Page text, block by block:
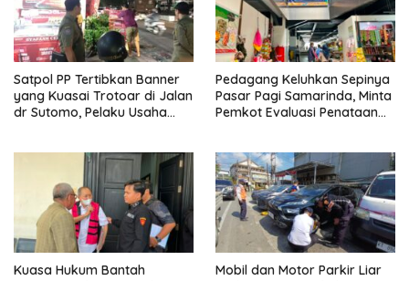
Satpol PP Tertibkan Banner
yang Kuasai Trotoar di Jalan
dr Sutomo, Pelaku Usaha
Pedagang Keluhkan Sepinya
Pasar Pagi Samarinda, Minta
Pemkot Evaluasi Penataan
Kuasa Hukum Bantah
Mobil dan Motor Parkir Liar